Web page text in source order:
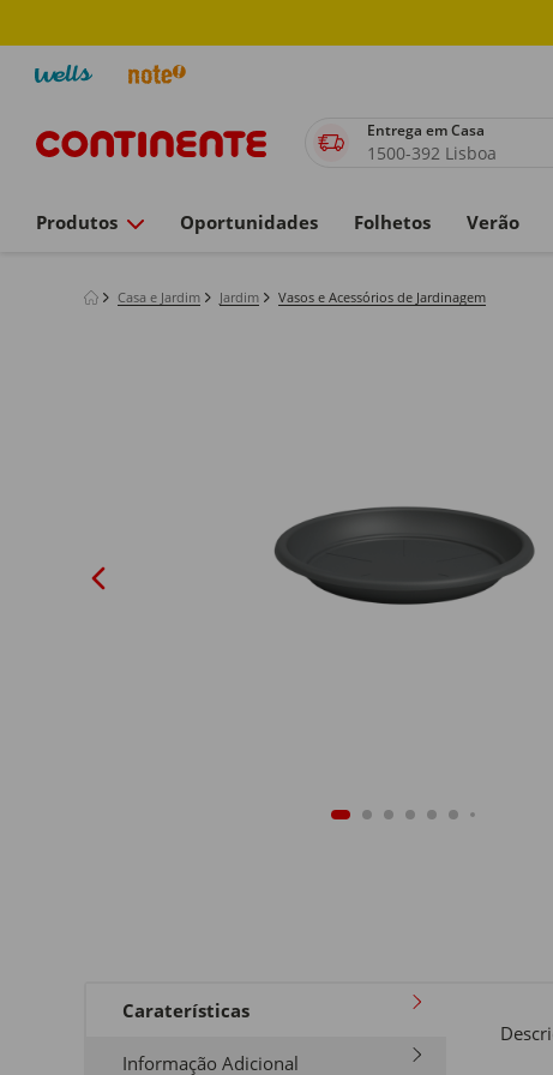
Entrega em Casa
1500-392 Lisboa
Produtos Oportunidades Folhetos Verão
Casa e Jardim Jardim Vasos e Acessórios de Jardinagem
Caraterísticas
Informação Adicional